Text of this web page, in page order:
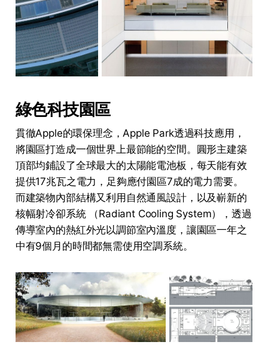
綠色科技園區
貫徹Apple的環保理念，Apple Park透過科技應用，
將園區打造成一個世界上最節能的空間。圓形主建築
頂部均鋪設了全球最大的太陽能電池板，每天能有效
提供17兆瓦之電力，足夠應付園區7成的電力需要。
而建築物內部結構又利用自然通風設計，以及嶄新的
核幅射冷卻系統 （Radiant Cooling System），透過
傳導室內的熱紅外光以調節室內溫度，讓園區一年之
中有9個月的時間都無需使用空調系統。